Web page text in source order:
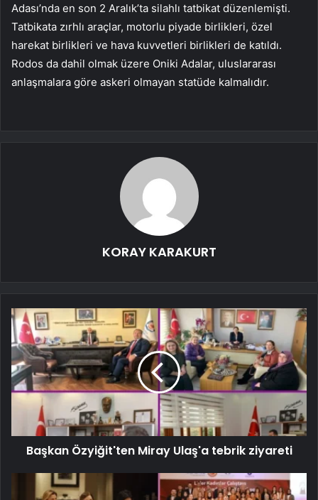
Adası’nda en son 2 Aralık’ta silahlı tatbikat düzenlemişti.
Tatbikata zırhlı araçlar, motorlu piyade birlikleri, özel
harekat birlikleri ve hava kuvvetleri birlikleri de katıldı.
Rodos da dahil olmak üzere Oniki Adalar, uluslararası
anlaşmalara göre askeri olmayan statüde kalmalıdır.
KORAY KARAKURT
Başkan Özyiğit'ten Miray Ulaş'a tebrik ziyareti